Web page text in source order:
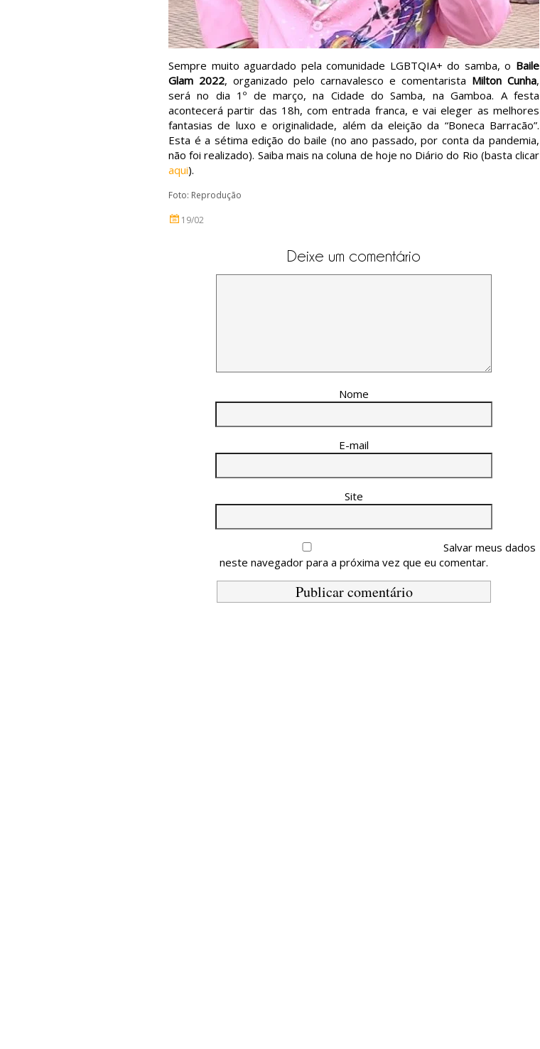
Sempre muito aguardado pela comunidade LGBTQIA+ do samba, o Baile
Glam 2022, organizado pelo carnavalesco e comentarista Milton Cunha,
será no dia 1º de março, na Cidade do Samba, na Gamboa. A festa
acontecerá partir das 18h, com entrada franca, e vai eleger as melhores
fantasias de luxo e originalidade, além da eleição da “Boneca Barracão”.
Esta é a sétima edição do baile (no ano passado, por conta da pandemia,
não foi realizado). Saiba mais na coluna de hoje no Diário do Rio (basta clicar
aqui).
Foto: Reprodução
19/02
Deixe um comentário
Nome
E-mail
Site
Salvar meus dados
neste navegador para a próxima vez que eu comentar.